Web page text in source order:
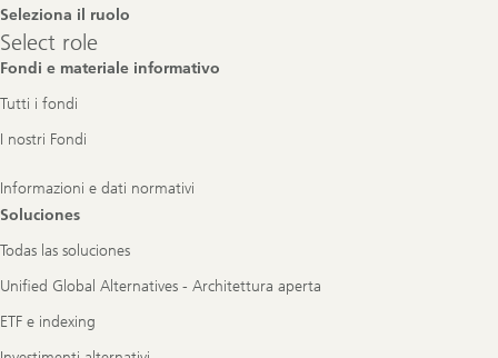
Seleziona il ruolo
Select
role
Select role
Fondi e materiale informativo
Tutti i fondi
I nostri Fondi
Informazioni e dati normativi
Soluciones
Todas las soluciones
Unified Global Alternatives - Architettura aperta
ETF e indexing